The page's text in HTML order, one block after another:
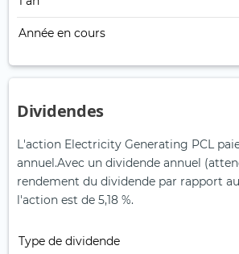
Année en cours
Dividendes
L'action Electricity Generating PCL
annuel.Avec un dividende annuel
rendement du dividende par rapport
l'action est de 5,18 %.
Type de dividende